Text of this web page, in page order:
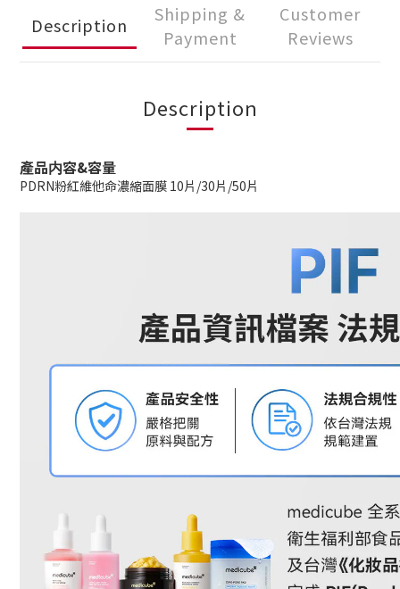
Description
Shipping &
Payment
Customer
Reviews
Description
產品内容&容量
PDRN粉紅維他命濃縮面膜 10片/30片/50片